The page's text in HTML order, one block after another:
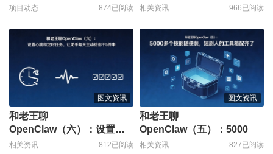
项目动态 874已阅读
技
相关资讯 966已阅读
图文资讯
和老王聊
OpenClaw（六）：设置心
跳
相关资讯 812已阅读
图文资讯
和老王聊
OpenClaw（五）：5000
相关资讯 827已阅读